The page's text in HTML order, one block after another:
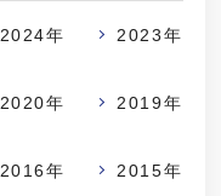
2024年 2023年
2020年 2019年
2016年 2015年